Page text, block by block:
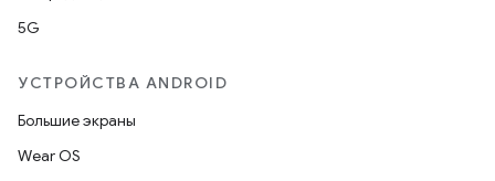
5G
УСТРОЙСТВА ANDROID
Большие экраны
Wear OS